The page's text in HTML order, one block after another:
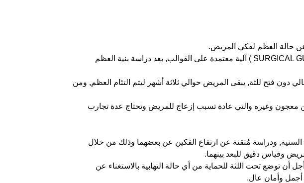
عن حالة العظم لفكي المريض.
بعد التشاور مع المريض وبناء على حاجته تتم الزراعة عن طريق آلية حديثة تدعى ( SURGICAL GUIDE ) آلية معتمدة على القوالب, بعد دراسة بنية العظم
دون فتح للثة, يبقى المريض حوالي ثلاثة أشهر ليتم التئام العظم, ومن
من معجون وغيره والتي عادة تسبب إزعاج للمريض وتحتاج عدة تجارب
ودراسة مُتقنة عن ارتفاع الفكين عن بعضهما وذلك من خلال
وقياس دقيق للبعد بينهما.
أن توضع تحت اللثة للحماية من أي حالة التهابية بالاستغناء عن
أجمل وأمان عال.